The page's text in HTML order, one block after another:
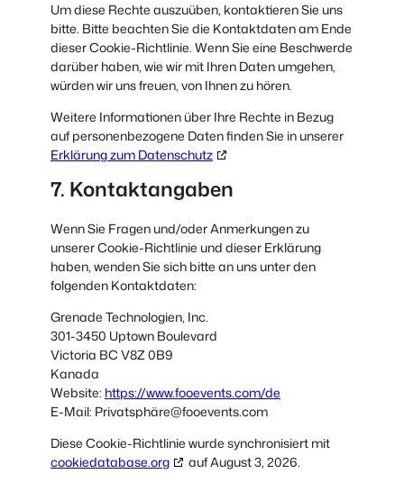
Um diese Rechte auszuüben, kontaktieren Sie uns
bitte. Bitte beachten Sie die Kontaktdaten am Ende
dieser Cookie-Richtlinie. Wenn Sie eine Beschwerde
darüber haben, wie wir mit Ihren Daten umgehen,
würden wir uns freuen, von Ihnen zu hören.
Weitere Informationen über Ihre Rechte in Bezug
auf personenbezogene Daten finden Sie in unserer
Erklärung zum Datenschutz
7. Kontaktangaben
Wenn Sie Fragen und/oder Anmerkungen zu
unserer Cookie-Richtlinie und dieser Erklärung
haben, wenden Sie sich bitte an uns unter den
folgenden Kontaktdaten:
Grenade Technologien, Inc.
301-3450 Uptown Boulevard
Victoria BC V8Z 0B9
Kanada
Website: https://www.fooevents.com/de
E-Mail: Privatsphäre@fooevents.com
Diese Cookie-Richtlinie wurde synchronisiert mit
cookiedatabase.org
auf August 3, 2026.